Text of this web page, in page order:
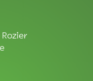
Rozier